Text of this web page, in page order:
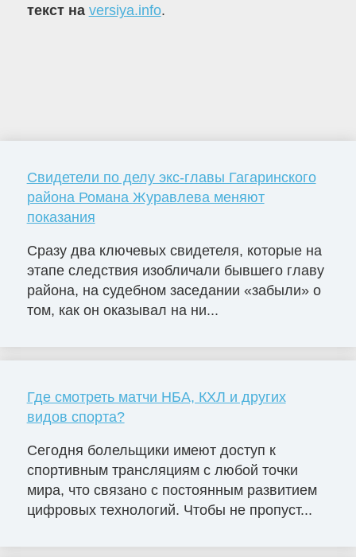
текст на versiya.info.
Свидетели по делу экс-главы Гагаринского
района Романа Журавлева меняют
показания
Сразу два ключевых свидетеля, которые на
этапе следствия изобличали бывшего главу
района, на судебном заседании «забыли» о
том, как он оказывал на ни...
Где смотреть матчи НБА, КХЛ и других
видов спорта?
Сегодня болельщики имеют доступ к
спортивным трансляциям с любой точки
мира, что связано с постоянным развитием
цифровых технологий. Чтобы не пропуст...